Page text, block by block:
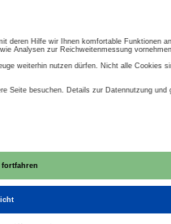
Holz­ener­gie